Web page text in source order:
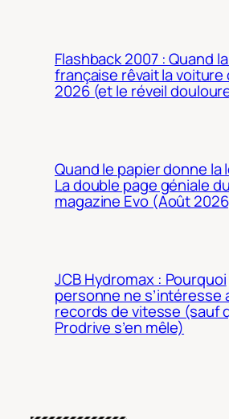
Flashback 2007 : Quand
française rêvait la voiture
2026 (et le réveil
Quand le papier donne la
La double page géniale du
magazine Evo (Août
JCB Hydromax : Pourquoi
personne ne s’intéresse
records de vitesse (sauf
Prodrive s’en mêle)